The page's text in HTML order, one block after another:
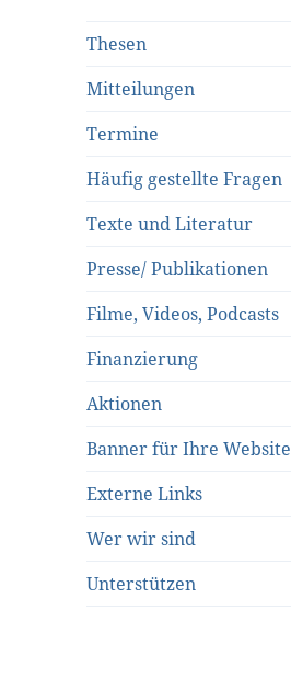
Thesen
Mitteilungen
Termine
Häufig gestellte Fragen
Texte und Literatur
Presse/ Publikationen
Filme, Videos, Podcasts
Finanzierung
Aktionen
Banner für Ihre Website
Externe Links
Wer wir sind
Unterstützen